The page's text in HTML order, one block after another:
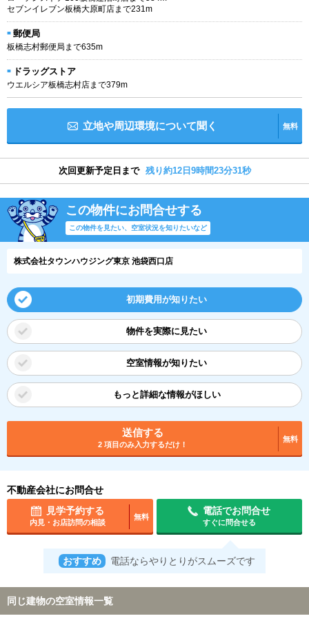
セブンイレブン板橋大原町店まで231m
郵便局
板橋志村郵便局まで635m
ドラッグストア
ウエルシア板橋志村店まで379m
立地や周辺環境について聞く 無料
次回更新予定日まで 残り約12日9時間23分30秒
この物件にお問合せする
この物件を見たい、空室状況を知りたいなど
株式会社タウンハウジング東京 池袋西口店
初期費用が知りたい
物件を実際に見たい
空室情報が知りたい
もっと詳細な情報がほしい
送信する
2 項目のみ入力するだけ！
無料
不動産会社にお問合せ
見学予約する
内見・お店訪問の相談
無料
電話でお問合せ
すぐに問合せる
おすすめ 電話ならやりとりがスムーズです
同じ建物の空室情報一覧